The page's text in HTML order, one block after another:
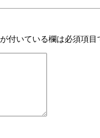
が付いている欄は必須項目